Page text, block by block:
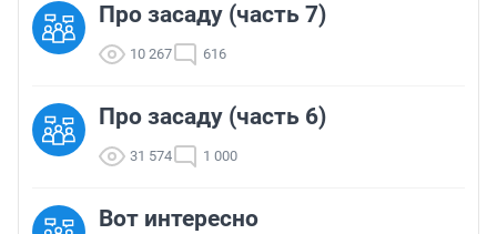
Про засаду (часть 7)
10 267 616
Про засаду (часть 6)
31 574 1 000
Вот интересно